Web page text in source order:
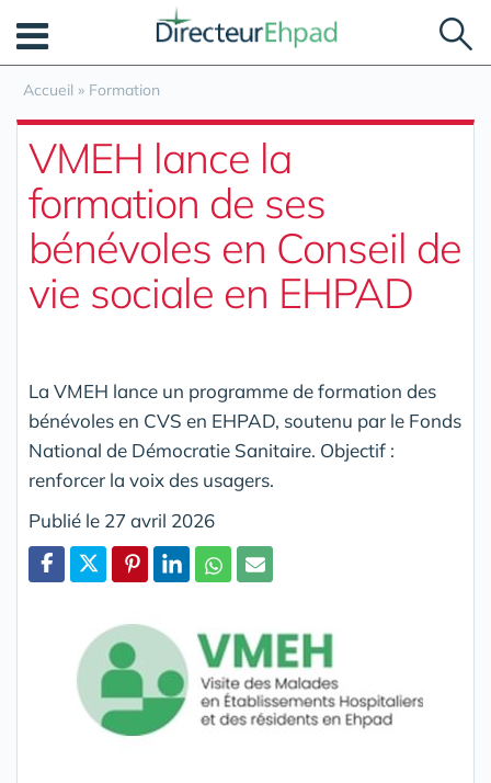
Accueil » Formation
VMEH lance la
formation de ses
bénévoles en Conseil de
vie sociale en EHPAD
La VMEH lance un programme de formation des
bénévoles en CVS en EHPAD, soutenu par le Fonds
National de Démocratie Sanitaire. Objectif :
renforcer la voix des usagers.
Publié le 27 avril 2026
Panneau de gestion des cookies